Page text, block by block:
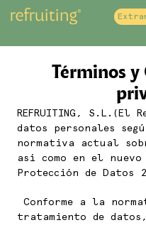
Términos y
REFRUITING, S.L.(El
datos personales
normativa actual
así como en el nuevo
Protección de Datos
Conforme a la
tratamiento de